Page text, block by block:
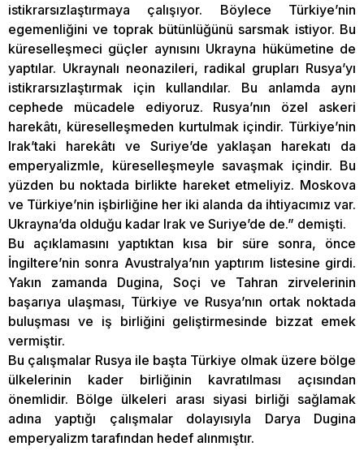
istikrarsızlaştırmaya çalışıyor. Böylece Türkiye’nin
egemenliğini ve toprak bütünlüğünü sarsmak istiyor. Bu
küreselleşmeci güçler aynısını Ukrayna hükümetine de
yaptılar. Ukraynalı neonazileri, radikal grupları Rusya’yı
istikrarsızlaştırmak için kullandılar. Bu anlamda aynı
cephede mücadele ediyoruz. Rusya’nın özel askeri
harekâtı, küreselleşmeden kurtulmak içindir. Türkiye’nin
Irak’taki harekâtı ve Suriye’de yaklaşan harekatı da
emperyalizmle, küreselleşmeyle savaşmak içindir. Bu
yüzden bu noktada birlikte hareket etmeliyiz. Moskova
ve Türkiye’nin işbirliğine her iki alanda da ihtiyacımız var.
Ukrayna’da olduğu kadar Irak ve Suriye’de de.” demişti.
Bu açıklamasını yaptıktan kısa bir süre sonra, önce
İngiltere’nin sonra Avustralya’nın yaptırım listesine girdi.
Yakın zamanda Dugina, Soçi ve Tahran zirvelerinin
başarıya ulaşması, Türkiye ve Rusya’nın ortak noktada
buluşması ve iş birliğini geliştirmesinde bizzat emek
vermiştir.
Bu çalışmalar Rusya ile başta Türkiye olmak üzere bölge
ülkelerinin kader birliğinin kavratılması açısından
önemlidir. Bölge ülkeleri arası siyasi birliği sağlamak
adına yaptığı çalışmalar dolayısıyla Darya Dugina
emperyalizm tarafından hedef alınmıştır.